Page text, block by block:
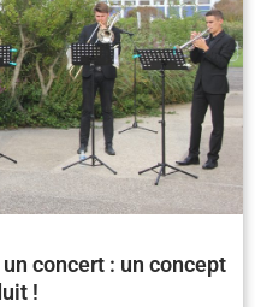
concert : un concept
!